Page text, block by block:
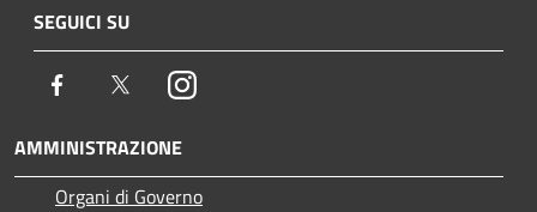
SEGUICI SU
Facebook TwitterInstagram
AMMINISTRAZIONE
Organi di Governo